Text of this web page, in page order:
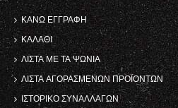
ΚΑΝΩ ΕΓΓΡΑΦΗ
ΚΑΛΆΘΙ
ΛΊΣΤΑ ΜΕ ΤΑ ΨΏΝΙΑ
ΛΊΣΤΑ ΑΓΟΡΑΣΜΈΝΩΝ ΠΡΟΪΌΝΤΩΝ
ΙΣΤΟΡΙΚΌ ΣΥΝΑΛΛΑΓΏΝ